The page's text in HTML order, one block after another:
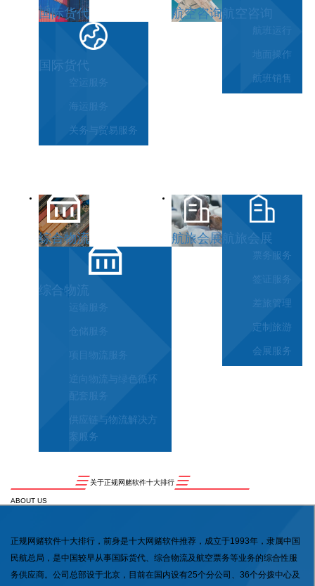
国际货代
国际货代
空运服务
海运服务
关务与贸易服务
航空咨询航空咨询
航班运行
地面操作
航班销售
综合物流
综合物流
运输服务
仓储服务
项目物流服务
逆向物流与绿色循环
配套服务
供应链与物流解决方
案服务
航旅会展航旅会展
票务服务
签证服务
差旅管理
定制旅游
会展服务
关于正规网赌软件十大排行
ABOUT US
正规网赌软件十大排行，前身是十大网赌软件推荐，成立于1993年，隶属中国
民航总局，是中国较早从事国际货代、综合物流及航空票务等业务的综合性服
务供应商。公司总部设于北京，目前在国内设有25个分公司、36个分拨中心及